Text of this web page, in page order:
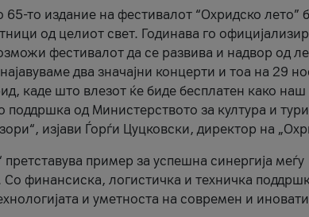
65-то издание на фестивалот “Охридско лето”
од целиот свет. Годинава го
фестивалот да се развива и надвор од
два значајни концерти и тоа на 29
каде што влезот ќе биде бесплатен како наш
од Министерството за култура и
изјави Ѓорѓи Цуцковски, директор на
пример за успешна синергија меѓу
финансиска, логистичка и техничка
и уметноста на современ и